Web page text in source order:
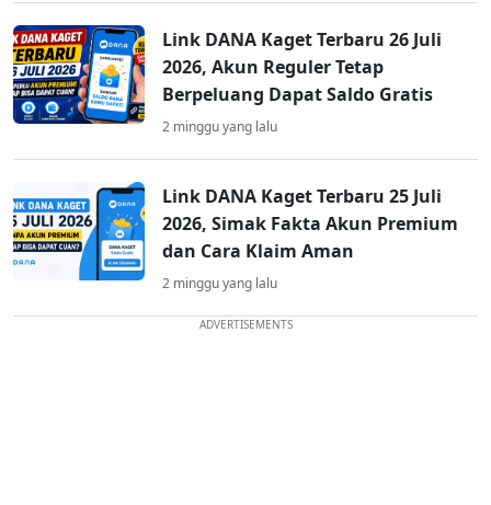
Link DANA Kaget Terbaru 26 Juli
2026, Akun Reguler Tetap
Berpeluang Dapat Saldo Gratis
2 minggu yang lalu
Link DANA Kaget Terbaru 25 Juli
2026, Simak Fakta Akun Premium
dan Cara Klaim Aman
2 minggu yang lalu
ADVERTISEMENTS